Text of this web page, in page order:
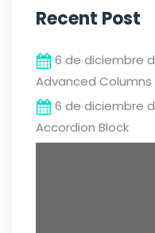
Recent Post
6 de diciembre
Advanced Columns
6 de diciembre
Accordion Block